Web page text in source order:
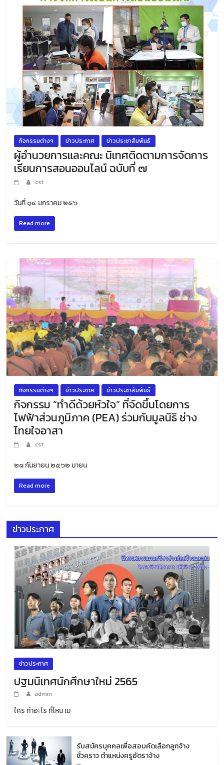
กิจกรรมต่างๆ ข่าวประกาศ ข่าวประชาสัมพันธ์
ผู้อำนวยการและคณะ นิเทศติดตามการจัดการ
เรียนการสอนออนไลน์ ฉบับที่ ๗
cst
วันที่ ๑๔ มกราคม ๒๕๖
Read more
กิจกรรมต่างๆ ข่าวประกาศ ข่าวประชาสัมพันธ์
กิจกรรม “ทำดีด้วยหัวใจ” ที่จัดขึ้นโดยการ
ไฟฟ้าส่วนภูมิภาค (PEA) ร่วมกับมูลนิธิ ช่าง
ไทยใจอาสา
cst
๒๘ กันยายน ๒๕๖๒ นายน
Read more
ข่าวประกาศ
ข่าวประกาศ
ปฐมนิเทศนักศึกษาใหม่ 2565
admin
ใคร ทำอะไร ที่ไหน เม
รับสมัครบุคคลเพื่อสอบคัดเลือกลูกจ้าง
ชั่วคราว ตำแหน่งครูอัตราจ้าง